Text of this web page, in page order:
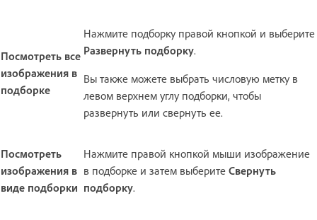
Посмотреть все
изображения в
подборке
Нажмите подборку правой кнопкой и выберите
Развернуть подборку.
Вы также можете выбрать числовую метку в
левом верхнем углу подборки, чтобы
развернуть или свернуть ее.
Посмотреть
изображения в
виде подборки
Нажмите правой кнопкой мыши изображение
в подборке и затем выберите Свернуть
подборку.